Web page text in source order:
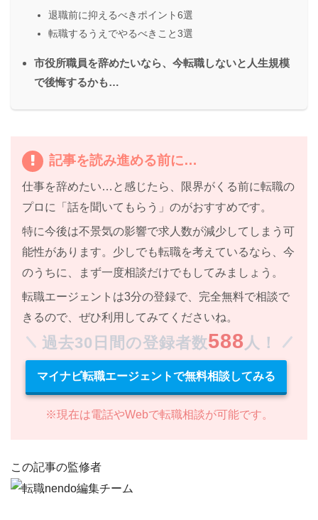
退職前に抑えるべきポイント6選
転職するうえでやるべきこと3選
市役所職員を辞めたいなら、今転職しないと人生規模
で後悔するかも…
記事を読み進める前に…
仕事を辞めたい…と感じたら、限界がくる前に転職の
プロに「話を聞いてもらう」のがおすすめです。
特に今後は不景気の影響で求人数が減少してしまう 可
能性があります。少しでも転職を考えているなら、今
のうちに、まず一度相談だけでもしてみましょう。
転職エージェントは3分の登録で、完全無料で相談で
きるので、ぜひ利用してみてくださいね。
過去30日間の登録者数588 人！
マイナビ転職エージェントで無料相談してみる
※現在は電話やWebで転職相談が可能です。
この記事の監修者